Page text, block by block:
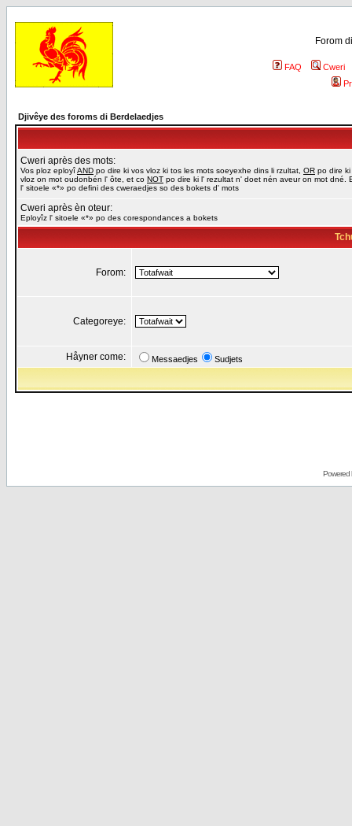
Forom
FAQ
Cweri
Djivêye des foroms di Berdelaedjes
Cweri après des mots:
Vos ploz eployîAND po dire ki vos vloz ki tos les mots soeyexhe dins li rzultat, OR po dire ki
vloz on mot oudonbén l' ôte, et co NOT po dire ki l' rezultat n' doet nén aveur on mot dné.
l' sitoele «*» po defini des cweraedjes so des bokets d' mots
Cweri après èn oteur:
Eployîz l' sitoele «*» po des corespondances a bokets
Forom:
Categoreye:
Håyner come: Messaedjes Sudjets
Powered